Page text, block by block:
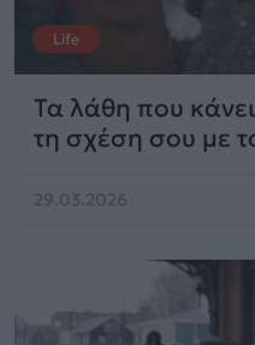
Life
Τα λάθη που
τη σχέση σου με
29.03.2026